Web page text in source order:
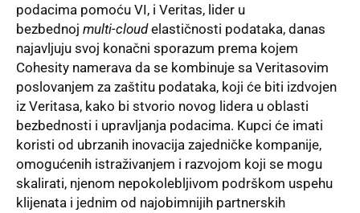
podacima pomoću VI, i Veritas, lider u
bezbednoj multi-cloudelastičnosti podataka, danas
najavljuju svoj konačni sporazum prema kojem
Cohesity namerava da se kombinuje sa Veritasovim
poslovanjem za zaštitu podataka, koji će biti izdvojen
iz Veritasa, kako bi stvorio novog lidera u oblasti
bezbednosti i upravljanja podacima. Kupci će imati
koristi od ubrzanih inovacija zajedničke kompanije,
omogućenih istraživanjem i razvojom koji se mogu
skalirati, njenom nepokolebljivom podrškom uspehu
klijenata i jednim od najobimnijih partnerskih